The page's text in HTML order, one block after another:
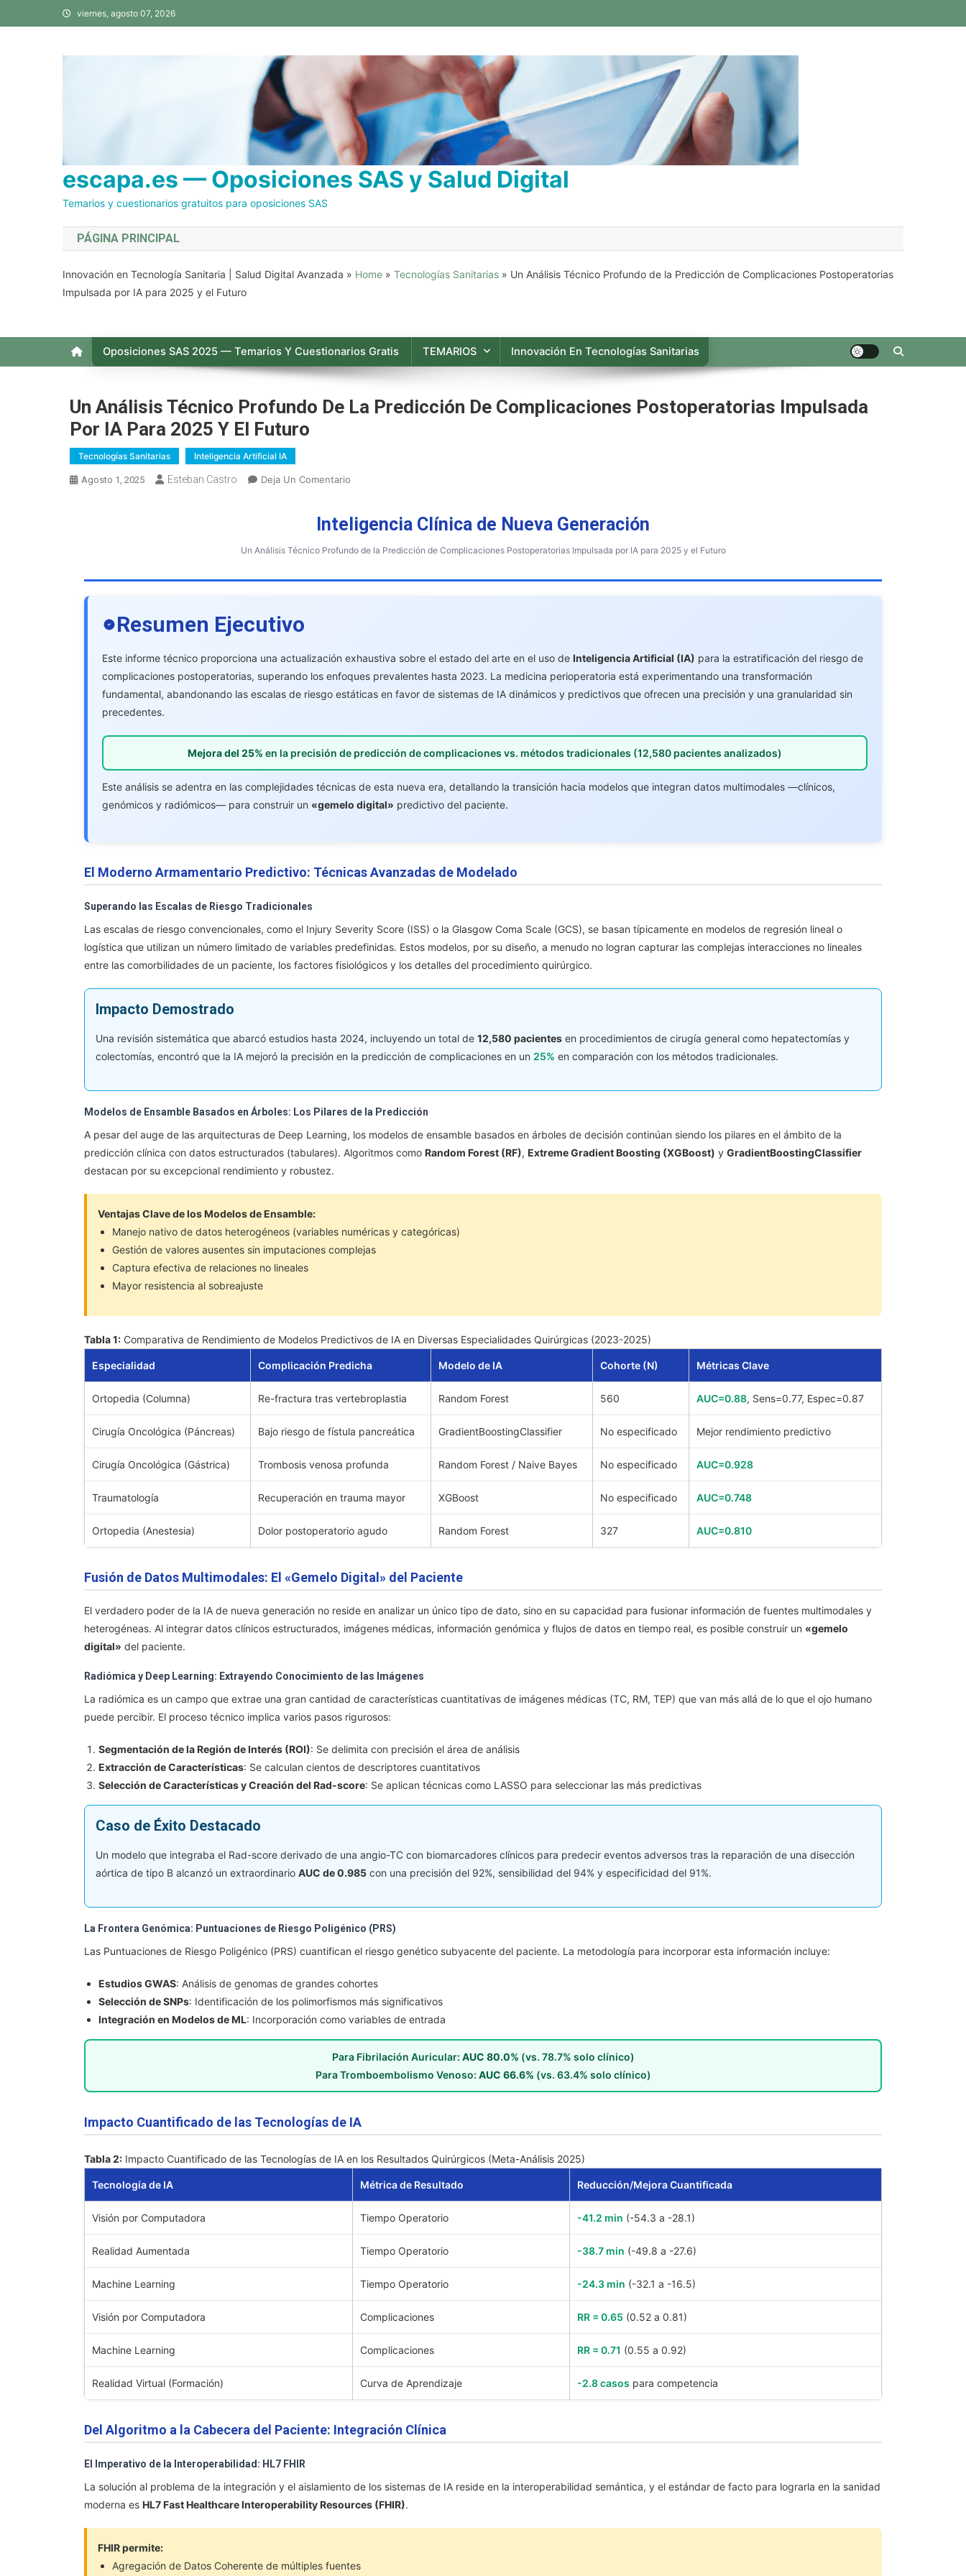
al
viernes, agosto 07, 2026
escapa.es — Oposiciones SAS y Salud Digital
Temarios y cuestionarios gratuitos para oposiciones SAS
PÁGINA PRINCIPAL
Innovación en Tecnología Sanitaria | Salud Digital Avanzada » Home » Tecnologías Sanitarias » Un Análisis Técnico Profundo de la Predicción de Complicaciones Postoperatorias
Impulsada por IA para 2025 y el Futuro
Oposiciones SAS 2025 — Temarios Y Cuestionarios Gratis TEMARIOS Innovación En Tecnologías Sanitarias
Un Análisis Técnico Profundo De La Predicción De Complicaciones Postoperatorias Impulsada
Por IA Para 2025 Y El Futuro
Tecnologías Sanitarias Inteligencia Artificial IA
Agosto 1, 2025 Esteban Castro Deja Un Comentario
Técnico
Profundo
La
Impulsada
Por
IA
El
Inteligencia Clínica de Nueva Generación
Un Análisis Técnico Profundo de la Predicción de Complicaciones Postoperatorias Impulsada por IA para 2025 y el Futuro
Resumen Ejecutivo
Este informe técnico proporciona una actualización exhaustiva sobre el estado del arte en el uso de Inteligencia Artificial (IA) para la estratificación del riesgo de
complicaciones postoperatorias, superando los enfoques prevalentes hasta 2023. La medicina perioperatoria está experimentando una transformación
fundamental, abandonando las escalas de riesgo estáticas en favor de sistemas de IA dinámicos y predictivos que ofrecen una precisión y una granularidad sin
precedentes.
Mejora del 25% en la precisión de predicción de complicaciones vs. métodos tradicionales (12,580 pacientes analizados)
Este análisis se adentra en las complejidades técnicas de esta nueva era, detallando la transición hacia modelos que integran datos multimodales —clínicos,
genómicos y radiómicos— para construir un «gemelo digital» predictivo del paciente.
El Moderno Armamentario Predictivo: Técnicas Avanzadas de Modelado
Superando las Escalas de Riesgo Tradicionales
Las escalas de riesgo convencionales, como el Injury Severity Score (ISS) o la Glasgow Coma Scale (GCS), se basan típicamente en modelos de regresión lineal o
logística que utilizan un número limitado de variables predefinidas. Estos modelos, por su diseño, a menudo no logran capturar las complejas interacciones no lineales
entre las comorbilidades de un paciente, los factores fisiológicos y los detalles del procedimiento quirúrgico.
Impacto Demostrado
Una revisión sistemática que abarcó estudios hasta 2024, incluyendo un total de 12,580 pacientes en procedimientos de cirugía general como hepatectomías y
colectomías, encontró que la IA mejoró la precisión en la predicción de complicaciones en un 25% en comparación con los métodos tradicionales.
Modelos de Ensamble Basados en Árboles: Los Pilares de la Predicción
A pesar del auge de las arquitecturas de Deep Learning, los modelos de ensamble basados en árboles de decisión continúan siendo los pilares en el ámbito de la
predicción clínica con datos estructurados (tabulares). Algoritmos como Random Forest (RF), Extreme Gradient Boosting (XGBoost) y GradientBoostingClassifier
destacan por su excepcional rendimiento y robustez.
Ventajas Clave de los Modelos de Ensamble:
Manejo nativo de datos heterogéneos (variables numéricas y categóricas)
Gestión de valores ausentes sin imputaciones complejas
Captura efectiva de relaciones no lineales
Mayor resistencia al sobreajuste
Tabla 1: Comparativa de Rendimiento de Modelos Predictivos de IA en Diversas Especialidades Quirúrgicas (2023-2025)
Especialidad Complicación Predicha Modelo de IA Cohorte (N) Métricas Clave
Ortopedia (Columna) Re-fractura tras vertebroplastia Random Forest 560 AUC=0.88, Sens=0.77, Espec=0.87
Cirugía Oncológica (Páncreas) Bajo riesgo de fístula pancreática GradientBoostingClassifier No especificado Mejor rendimiento predictivo
Cirugía Oncológica (Gástrica) Trombosis venosa profunda Random Forest / Naive Bayes No especificado AUC=0.928
Traumatología Recuperación en trauma mayor XGBoost No especificado AUC=0.748
Ortopedia (Anestesia) Dolor postoperatorio agudo Random Forest 327 AUC=0.810
Fusión de Datos Multimodales: El «Gemelo Digital» del Paciente
El verdadero poder de la IA de nueva generación no reside en analizar un único tipo de dato, sino en su capacidad para fusionar información de fuentes multimodales y
heterogéneas. Al integrar datos clínicos estructurados, imágenes médicas, información genómica y flujos de datos en tiempo real, es posible construir un «gemelo
digital» del paciente.
Radiómica y Deep Learning: Extrayendo Conocimiento de las Imágenes
La radiómica es un campo que extrae una gran cantidad de características cuantitativas de imágenes médicas (TC, RM, TEP) que van más allá de lo que el ojo humano
puede percibir. El proceso técnico implica varios pasos rigurosos:
Segmentación de la Región de Interés (ROI): Se delimita con precisión el área de análisis
Extracción de Características: Se calculan cientos de descriptores cuantitativos
Selección de Características y Creación del Rad-score: Se aplican técnicas como LASSO para seleccionar las más predictivas
Caso de Éxito Destacado
Un modelo que integraba el Rad-score derivado de una angio-TC con biomarcadores clínicos para predecir eventos adversos tras la reparación de una disección
aórtica de tipo B alcanzó un extraordinario AUC de 0.985 con una precisión del 92%, sensibilidad del 94% y especificidad del 91%.
La Frontera Genómica: Puntuaciones de Riesgo Poligénico (PRS)
Las Puntuaciones de Riesgo Poligénico (PRS) cuantifican el riesgo genético subyacente del paciente. La metodología para incorporar esta información incluye:
Estudios GWAS: Análisis de genomas de grandes cohortes
Selección de SNPs: Identificación de los polimorfismos más significativos
Integración en Modelos de ML: Incorporación como variables de entrada
Para Fibrilación Auricular: AUC 80.0% (vs. 78.7% solo clínico)
Para Tromboembolismo Venoso: AUC 66.6% (vs. 63.4% solo clínico)
Impacto Cuantificado de las Tecnologías de IA
Tabla 2: Impacto Cuantificado de las Tecnologías de IA en los Resultados Quirúrgicos (Meta-Análisis 2025)
Tecnología de IA Métrica de Resultado Reducción/Mejora Cuantificada
Visión por Computadora Tiempo Operatorio -41.2 min (-54.3 a -28.1)
Realidad Aumentada Tiempo Operatorio -38.7 min (-49.8 a -27.6)
Machine Learning Tiempo Operatorio -24.3 min (-32.1 a -16.5)
Visión por Computadora Complicaciones RR = 0.65 (0.52 a 0.81)
Machine Learning Complicaciones RR = 0.71 (0.55 a 0.92)
Realidad Virtual (Formación) Curva de Aprendizaje -2.8 casos para competencia
Del Algoritmo a la Cabecera del Paciente: Integración Clínica
El Imperativo de la Interoperabilidad: HL7 FHIR
La solución al problema de la integración y el aislamiento de los sistemas de IA reside en la interoperabilidad semántica, y el estándar de facto para lograrla en la sanidad
moderna es HL7 Fast Healthcare Interoperability Resources (FHIR).
FHIR permite:
Agregación de Datos Coherente de múltiples fuentes